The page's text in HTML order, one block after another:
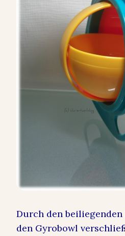
Durch den beiliegenden
den Gyrobowl